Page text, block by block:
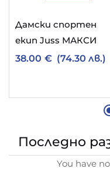
Дамски спортен
екип Juss МАКСИ
38.00 € (74.30 лв.)
Последно
You have